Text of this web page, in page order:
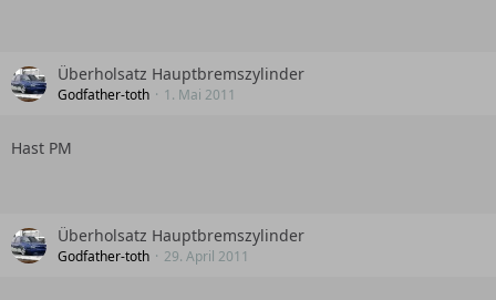
Überholsatz Hauptbremszylinder
Godfather-toth 1. Mai 2011
Hast PM
Überholsatz Hauptbremszylinder
Godfather-toth 29. April 2011